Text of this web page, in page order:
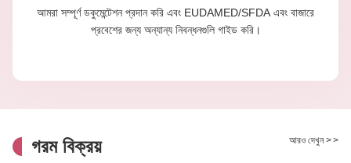
আমরা সম্পূর্ণ ডকুমেন্টেশন প্রদান করি এবং EUDAMED/SFDA এবং বাজারে
প্রবেশের জন্য অন্যান্য নিবন্ধনগুলি গাইড করি।
গরম বিক্রয় আরও দেখুন>>